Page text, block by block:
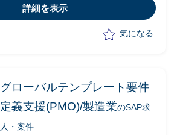
・プロジェクトリスクの検討
・導入フェーズにおけるサテライトの変
詳細を表示
気になる
グローバルテンプレート要件
定義支援(PMO)/製造業のSAP求
人・案件